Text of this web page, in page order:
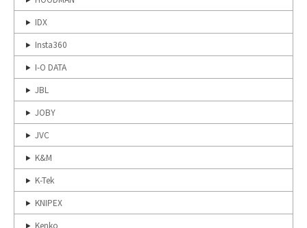
IDX
Insta360
I-O DATA
JBL
JOBY
JVC
K&M
K-Tek
KNIPEX
Kenko